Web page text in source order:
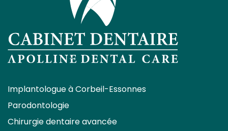
Implantologue à Corbeil-Essonnes
Parodontologie
Chirurgie dentaire avancée